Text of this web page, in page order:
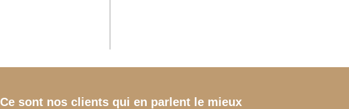
Ce sont nos clients qui en parlent le mieux